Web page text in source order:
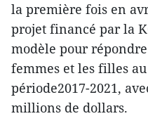
la première fois en
projet financé par la
modèle pour
femmes et les filles
période2017-2021,
millions de dollars.